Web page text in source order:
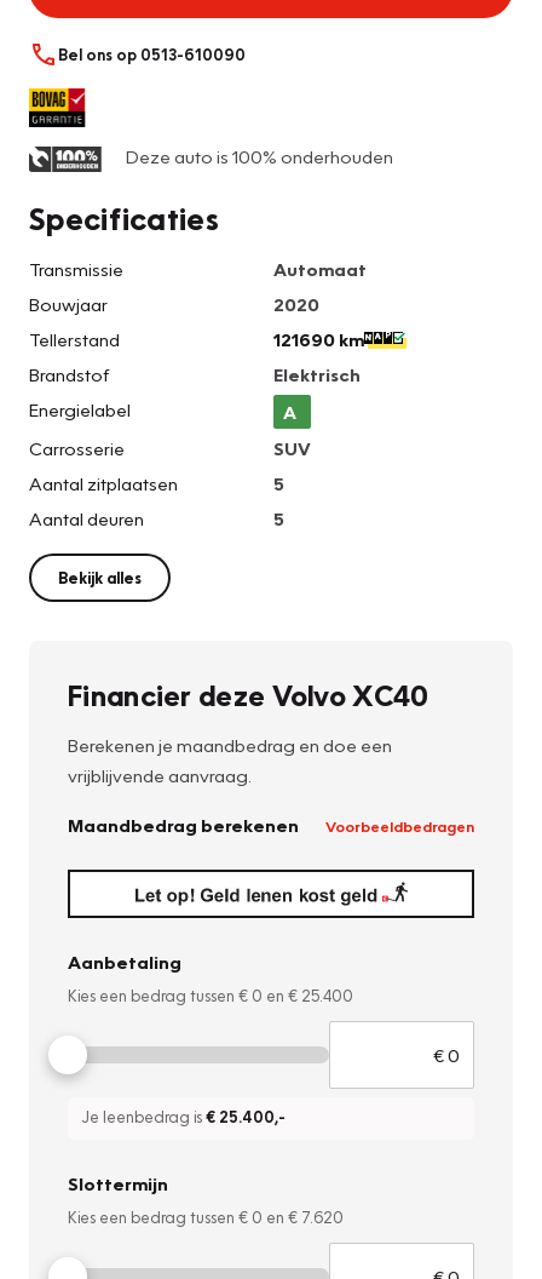
Bel ons op 0513-610090
Deze auto is 100% onderhouden
Specificaties
Transmissie
Automaat
Bouwjaar
2020
Tellerstand
121690 km
Brandstof
Elektrisch
Energielabel
A
Carrosserie
SUV
Aantal zitplaatsen
5
Aantal deuren
5
Bekijk alles
Financier deze Volvo XC40
Berekenen je maandbedrag en doe een
vrijblijvende aanvraag.
Maandbedrag berekenen Voorbeeldbedragen
Aanbetaling
Kies een bedrag tussen € 0 en € 25.400
Je leenbedrag is€ 25.400,-
Slottermijn
Kies een bedrag tussen € 0 en € 7.620